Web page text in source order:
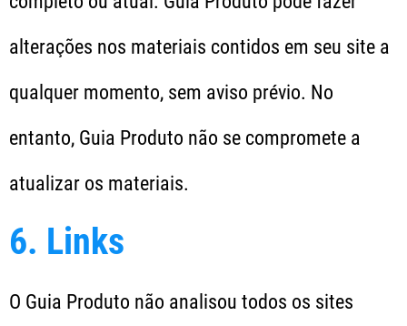
alterações nos materiais contidos em seu site a
qualquer momento, sem aviso prévio. No
entanto, Guia Produto não se compromete a
atualizar os materiais.
6. Links
O Guia Produto não analisou todos os sites